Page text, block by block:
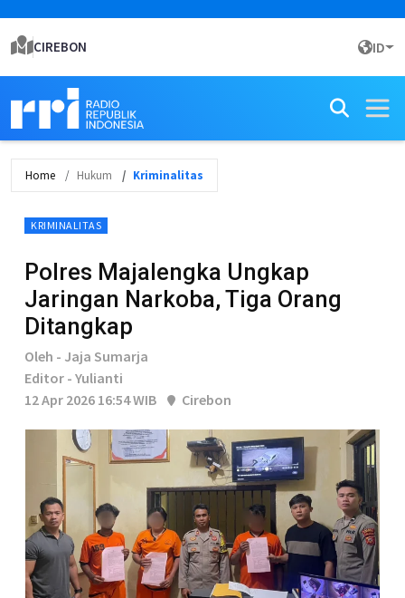
CIREBON ID
Home Hukum Kriminalitas
KRIMINALITAS
Polres Majalengka Ungkap
Jaringan Narkoba, Tiga Orang
Ditangkap
Oleh - Jaja Sumarja
Editor - Yulianti
12 Apr 2026 16:54 WIB
Cirebon